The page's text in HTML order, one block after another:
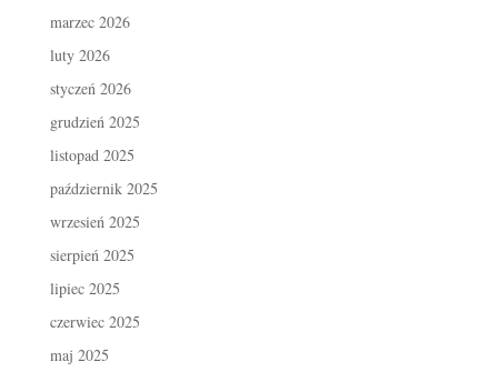
marzec 2026
luty 2026
styczeń 2026
grudzień 2025
listopad 2025
październik 2025
wrzesień 2025
sierpień 2025
lipiec 2025
czerwiec 2025
maj 2025